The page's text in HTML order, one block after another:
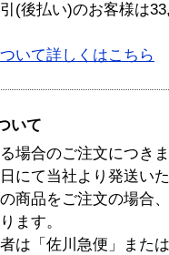
(後払い)のお客様は
いて詳しくはこちら
いて
場合のご注文につき
にて当社より発送い
商品をご注文の場合
ます。
は「佐川急便」また